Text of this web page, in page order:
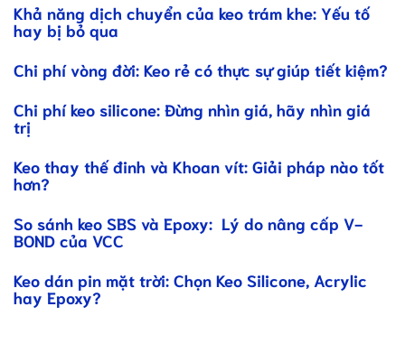
Khả năng dịch chuyển của keo trám khe: Yếu tố
hay bị bỏ qua
Chi phí vòng đời: Keo rẻ có thực sự giúp tiết kiệm?
Chi phí keo silicone: Đừng nhìn giá, hãy nhìn giá
trị
Keo thay thế đinh và Khoan vít: Giải pháp nào tốt
hơn?
So sánh keo SBS và Epoxy: Lý do nâng cấp V-
BOND của VCC
Keo dán pin mặt trời: Chọn Keo Silicone, Acrylic
hay Epoxy?